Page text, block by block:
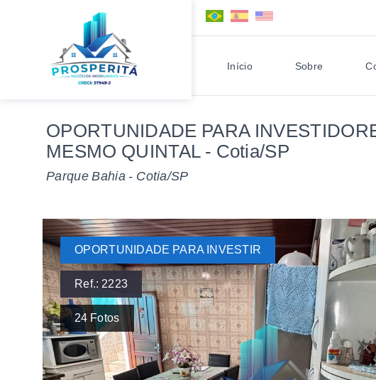
Início Sobre
OPORTUNIDADE PARA
MESMO QUINTAL - Cotia/SP
Parque Bahia - Cotia/SP
OPORTUNIDADE PARA INVESTIR
Ref.: 2223
24 Fotos